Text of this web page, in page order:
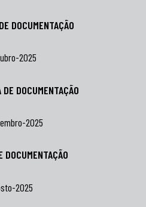
DOCUMENTAÇÃO
2025
DOCUMENTAÇÃO
2025
2025